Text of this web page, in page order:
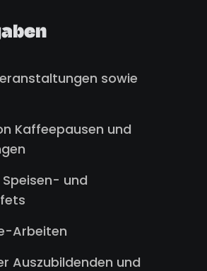
sowie
Kaffeepausen und
und
Arbeiten
Auszubildenden und